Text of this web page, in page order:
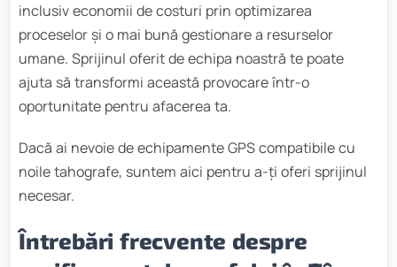
inclusiv economii de costuri prin optimizarea
proceselor și o mai bună gestionare a resurselor
umane. Sprijinul oferit de echipa noastră te poate
ajuta să transformi această provocare într-o
oportunitate pentru afacerea ta.
Dacă ai nevoie de echipamente GPS compatibile cu
noile tahografe, suntem aici pentru a-ți oferi sprijinul
necesar.
Întrebări frecvente despre